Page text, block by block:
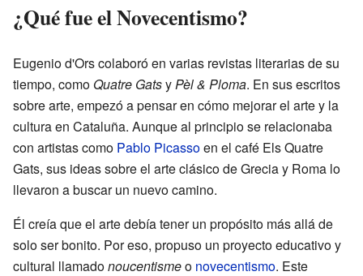
¿Qué fue el Novecentismo?
Eugenio d'Ors colaboró en varias revistas literarias de su
tiempo, como Quatre GatsyPèl & Ploma. En sus escritos
sobre arte, empezó a pensar en cómo mejorar el arte y la
cultura en Cataluña. Aunque al principio se relacionaba
con artistas como Pablo Picassoen el café Els Quatre
Gats, sus ideas sobre el arte clásico de Grecia y Roma lo
llevaron a buscar un nuevo camino.
Él creía que el arte debía tener un propósito más allá de
solo ser bonito. Por eso, propuso un proyecto educativo y
cultural llamadonoucentismeo novecentismo. Este